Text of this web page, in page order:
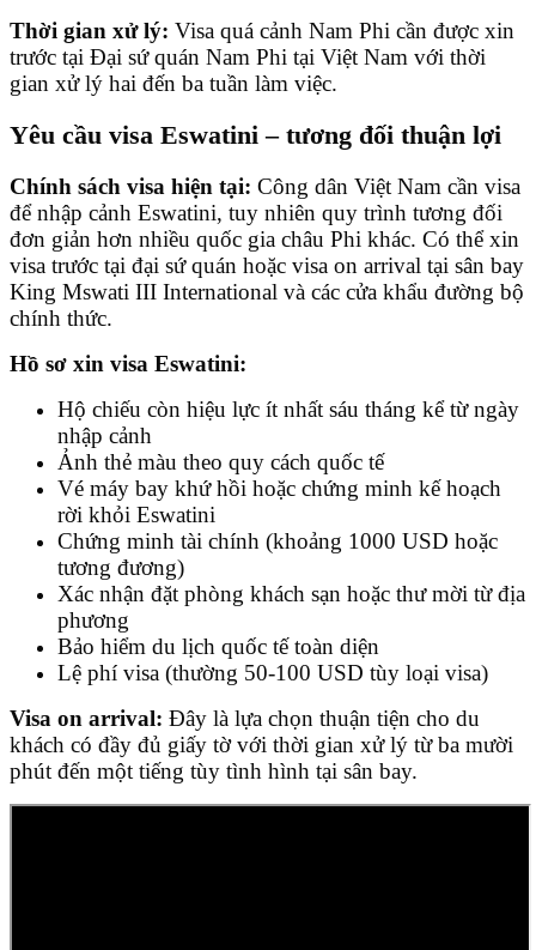
Thời gian xử lý: Visa quá cảnh Nam Phi cần được xin
trước tại Đại sứ quán Nam Phi tại Việt Nam với thời
gian xử lý hai đến ba tuần làm việc.
Yêu cầu visa Eswatini – tương đối thuận lợi
Chính sách visa hiện tại: Công dân Việt Nam cần visa
để nhập cảnh Eswatini, tuy nhiên quy trình tương đối
đơn giản hơn nhiều quốc gia châu Phi khác. Có thể xin
visa trước tại đại sứ quán hoặc visa on arrival tại sân bay
King Mswati III International và các cửa khẩu đường bộ
chính thức.
Hồ sơ xin visa Eswatini:
Hộ chiếu còn hiệu lực ít nhất sáu tháng kể từ ngày
nhập cảnh
Ảnh thẻ màu theo quy cách quốc tế
Vé máy bay khứ hồi hoặc chứng minh kế hoạch
rời khỏi Eswatini
Chứng minh tài chính (khoảng 1000 USD hoặc
tương đương)
Xác nhận đặt phòng khách sạn hoặc thư mời từ địa
phương
Bảo hiểm du lịch quốc tế toàn diện
Lệ phí visa (thường 50-100 USD tùy loại visa)
Visa on arrival: Đây là lựa chọn thuận tiện cho du
khách có đầy đủ giấy tờ với thời gian xử lý từ ba mười
phút đến một tiếng tùy tình hình tại sân bay.